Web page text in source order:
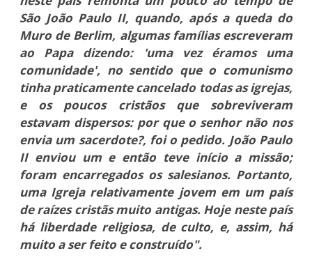
São João Paulo II, quando, após a queda do
Muro de Berlim, algumas famílias escreveram
ao Papa dizendo: 'uma vez éramos uma
comunidade', no sentido que o comunismo
tinha praticamente cancelado todas as igrejas,
e os poucos cristãos que sobreviveram
estavam dispersos: por que o senhor não nos
envia um sacerdote?, foi o pedido. João Paulo
II enviou um e então teve início a missão;
foram encarregados os salesianos. Portanto,
uma Igreja relativamente jovem em um país
de raízes cristãs muito antigas. Hoje neste país
há liberdade religiosa, de culto, e, assim, há
muito a ser feito e construído".